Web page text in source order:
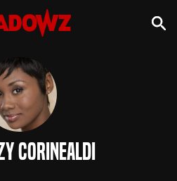
Corinealdi